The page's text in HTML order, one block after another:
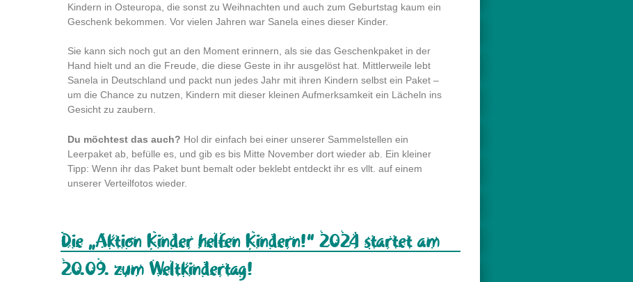
Kindern in Osteuropa, die sonst zu Weihnachten und auch zum Geburtstag kaum ein
Geschenk bekommen. Vor vielen Jahren war Sanela eines dieser Kinder.
Sie kann sich noch gut an den Moment erinnern, als sie das Geschenkpaket in der
Hand hielt und an die Freude, die diese Geste in ihr ausgelöst hat. Mittlerweile lebt
Sanela in Deutschland und packt nun jedes Jahr mit ihren Kindern selbst ein Paket –
um die Chance zu nutzen, Kindern mit dieser kleinen Aufmerksamkeit ein Lächeln ins
Gesicht zu zaubern.
Du möchtest das auch? Hol dir einfach bei einer unserer Sammelstellen ein
Leerpaket ab, befülle es, und gib es bis Mitte November dort wieder ab. Ein kleiner
Tipp: Wenn ihr das Paket bunt bemalt oder beklebt entdeckt ihr es vllt. auf einem
unserer Verteilfotos wieder.
Die „Aktion Kinder helfen Kindern!“ 2024 startet am
20.09. zum Weltkindertag!